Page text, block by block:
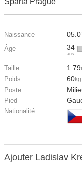
Sparta Prague
Naissance
Âge 34
ans
Taille 1.79
Poids 60kg
Poste
Pied
Nationalité
Ajouter Ladislav